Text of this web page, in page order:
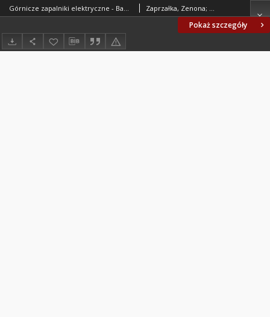
Pokaż szczegóły
Górnicze zapalniki elektryczne - Badanie odporności na ciśnienie w wodzie BN-88/6094-43/42 Zaprzałka, Zenona; Zakłady Tworzyw Sztucznych ERG w Tychach-Bieruniu Starym. Oprac.